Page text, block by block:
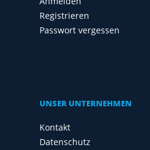
Registrieren
Passwort vergessen
UNSER UNTERNEHMEN
Kontakt
Datenschutz